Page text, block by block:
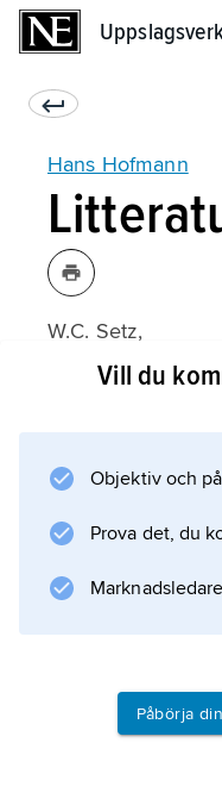
Hans Hofmann
W.C. Setz,
Hans Hofmann
Vill du
Objektiv och
Prova det, du
Påbörja